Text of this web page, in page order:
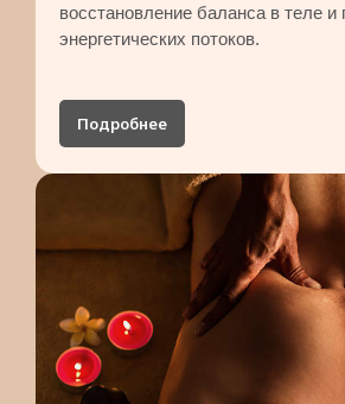
восстановление баланса в теле и
энергетических потоков.
Подробнее